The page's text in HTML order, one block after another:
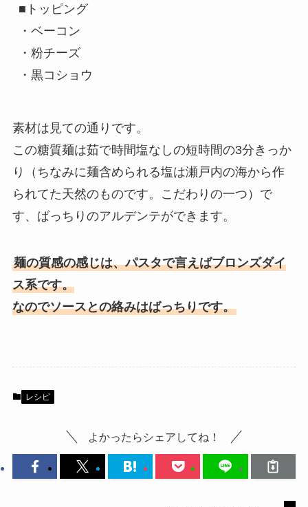
■トッピング
・ベーコン
・粉チーズ
素材は見ての通りです。
この糖質麺は茹で時間塩なしの短時間の3分きっか
り（ちなみに麺含められる塩は瀬戸内の海から作
られてた天然のものです。こだわりの一つ）で
す、ばっちりのアルデンテができます。
麺の質感の感じは、パスタで言えばブロンズダイ
ス系です。
なのでソースとの絡みはばっちりです。
レシピ
よかったらシェアしてね！